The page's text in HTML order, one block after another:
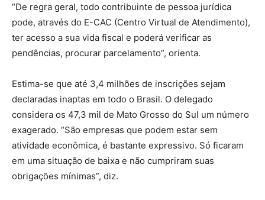
“De regra geral, todo contribuinte de pessoa jurídica
pode, através do E-CAC (Centro Virtual de Atendimento),
ter acesso a sua vida fiscal e poderá verificar as
pendências, procurar parcelamento”, orienta.
Estima-se que até 3,4 milhões de inscrições sejam
declaradas inaptas em todo o Brasil. O delegado
considera os 47,3 mil de Mato Grosso do Sul um número
exagerado. “São empresas que podem estar sem
atividade econômica, é bastante expressivo. Só ficaram
em uma situação de baixa e não cumpriram suas
obrigações mínimas”, diz.